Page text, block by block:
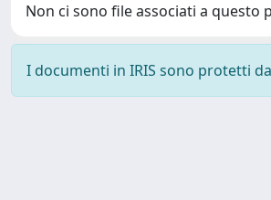
Non ci sono file associati a questo
I documenti in IRIS sono protetti